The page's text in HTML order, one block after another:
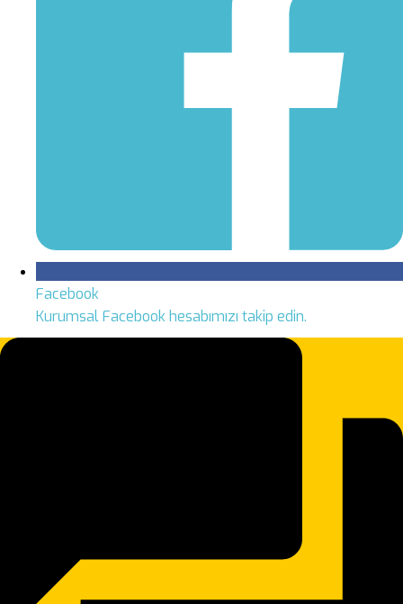
Facebook
Kurumsal Facebook hesabımızı takip edin.